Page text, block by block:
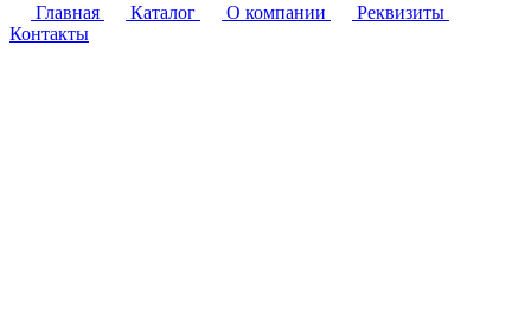
Главная
Каталог О компании
Реквизиты
Контакты